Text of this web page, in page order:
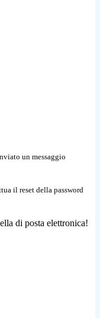
un messaggio
il reset della password
di posta elettronica!